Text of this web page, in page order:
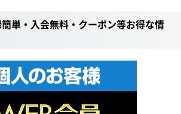
単・入会無料・クーポン等お得な情